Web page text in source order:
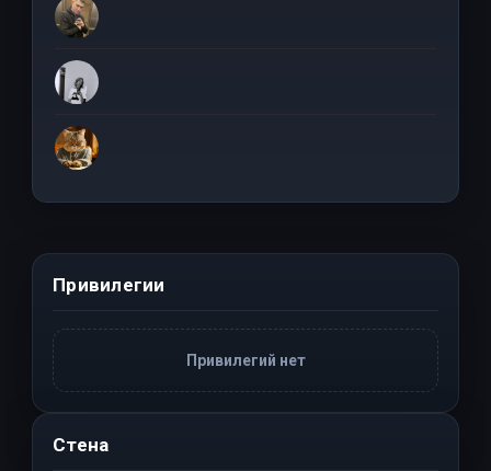
Привилегии
Привилегий нет
Стена